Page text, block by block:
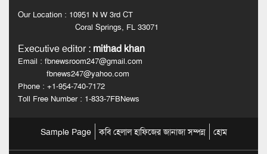
Our Location : 10951 N W 3rd CT
Coral Springs, FL 33071
Executive editor: mithad khan
Email : fbnewsroom247@gmail.com
fbnews247@yahoo.com
Phone : +1-954-740-7172
Toll Free Number : 1-833-7FBNews
Sample Page কবি হেলাল হাফিজের জানাজা সম্পন্ন হোম